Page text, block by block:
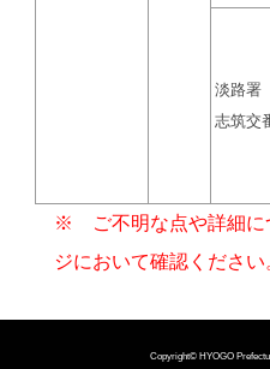
淡路署
志筑交
※ ご不明な点や詳細に
ジにおいて確認ください
Copyright© HYOGO